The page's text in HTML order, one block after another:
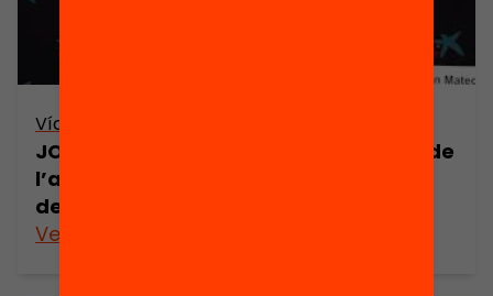
Vídeo
JORNADA: El com, el què i el per a què de
l’avaluació de l’alumnat – Taula de
debat 2 (retransmissió en directe)
Veure’n més